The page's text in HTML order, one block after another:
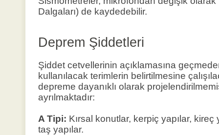
Dalgaları) de kaydedebilir.
Deprem Şiddetleri
Şiddet cetvellerinin açıklamasına
kullanılacak terimlerin belirtilmesine
depreme dayanıklı olarak
ayrılmaktadır:
A Tipi: Kırsal konutlar, kerpiç yapılar,
taş yapılar.